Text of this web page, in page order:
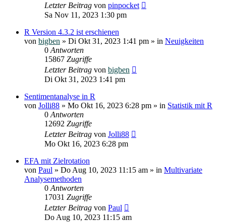
Letzter Beitrag von pinpocket
Sa Nov 11, 2023 1:30 pm
R Version 4.3.2 ist erschienen
von bigben » Di Okt 31, 2023 1:41 pm » in Neuigkeiten
0 Antworten
15867 Zugriffe
Letzter Beitrag von bigben
Di Okt 31, 2023 1:41 pm
Sentimentanalyse in R
von Jolli88 » Mo Okt 16, 2023 6:28 pm » in Statistik mit R
0 Antworten
12692 Zugriffe
Letzter Beitrag von Jolli88
Mo Okt 16, 2023 6:28 pm
EFA mit Zielrotation
von Paul » Do Aug 10, 2023 11:15 am » in Multivariate
Analysemethoden
0 Antworten
17031 Zugriffe
Letzter Beitrag von Paul
Do Aug 10, 2023 11:15 am